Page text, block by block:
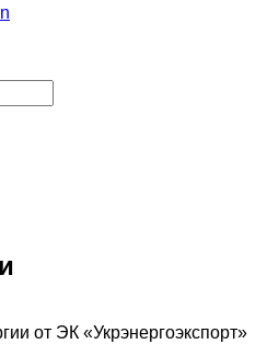
от ЭК «Укрэнергоэкспорт»